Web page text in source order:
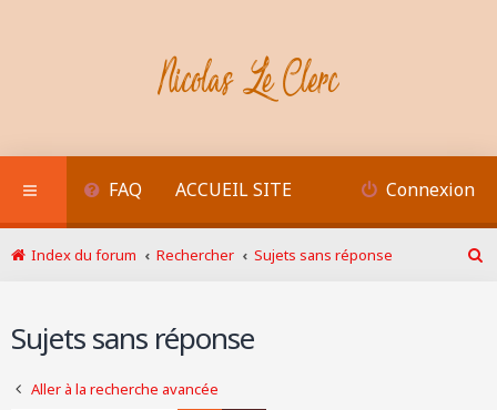
FAQ ACCUEIL SITE Connexion
Index du forum Rechercher
Sujets sans réponse
Sujets sans réponse
Aller à la recherche avancée